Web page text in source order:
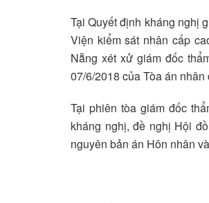
Tại Quyết định kháng nghị
Viện kiểm sát nhân cấp
Nẵng xét xử giám đốc
07/6/2018 của Tòa án
Tại phiên tòa giám đốc
kháng nghị, đề nghị Hội
nguyên bản án Hôn nhân